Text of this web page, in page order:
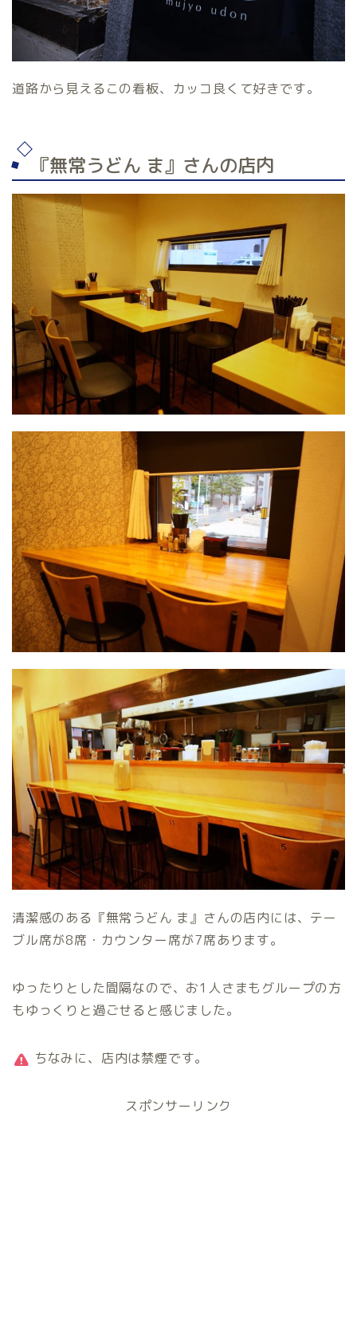
道路から見えるこの看板、カッコ良くて好きです。
『無常うどん ま』さんの店内
清潔感のある『無常うどん ま』さんの店内には、テー
ブル席が8席・カウンター席が7席あります。
ゆったりとした間隔なので、お1人さまもグループの方
もゆっくりと過ごせると感じました。
ちなみに、店内は禁煙です。
スポンサーリンク